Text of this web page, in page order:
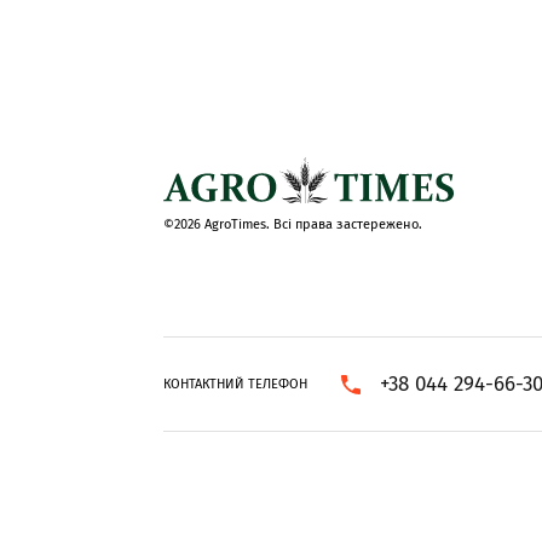
©2026 AgroTimes. Всі права застережено.
КОНТАКТНИЙ ТЕЛЕФОН +38 044 294-66-30